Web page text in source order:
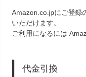
Amazon.co.jpにご登録
いただけます。
ご利用になるには
代金引換